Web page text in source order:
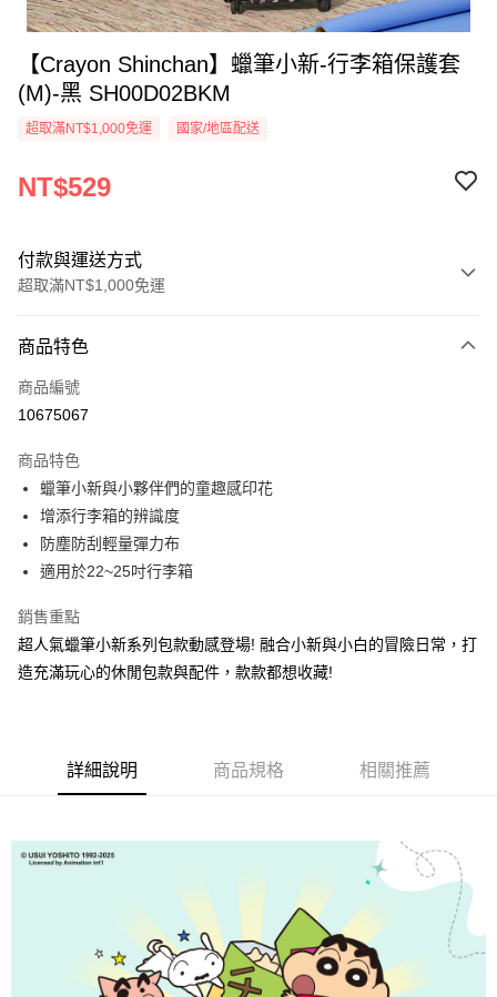
【Crayon Shinchan】蠟筆小新-行李箱保護套
(M)-黑 SH00D02BKM
超取滿NT$1,000免運 國家/地區配送
NT$529
付款與運送方式
超取滿NT$1,000免運
信用卡一次付款
信用卡分期付款
合作金庫商業銀行
華南商業銀行
彰化商業銀行
上海商業儲蓄銀行
國泰世華商業銀行
臺灣中小企業銀行
聯邦商業銀行
元大商業銀行
永豐商業銀行
台新國際商業銀行
中國信託商業銀行
6 期 0 利率 每期
華南商業銀行
上海商業儲蓄銀行
國泰世華商業銀行
匯豐（台灣）商業銀行
聯邦商業銀行
遠東國際商業銀行
元大商業銀行
永豐商業銀行
超商取貨付款
LINE Pay
街口支付
悠遊付
相關說明
2.付款方式選擇「大哥付你分期」，訂單成立後會自動跳轉到大哥付的交易
流程，驗證手機門號後，選擇欲分期的期數、繳款截止日，確認付款後即完
3.實際核准額度、可分期數及費用金額請依後續交易確認頁面所載為準。
4.訂單成立30分鐘內，如未前往確認交易或遇審核未通過，訂單將自動取
消。如遇「轉專審核」未通過狀況，表示未達大哥付你分期系統評分，恕無
法說明評估內容。
【繳款方式說明】
相關說明
AFTEE先享後付是「在收到商品之後才付款」的支付方式。 讓您購物簡單
１．簡單：不需註冊會員、不需綁卡、不需儲值。
２．便利：只要手機號碼，簡訊認證，即可結帳。
３．安心：先確認商品／服務後，再付款。
全家取貨付款
商品特色
商品編號
10675067
商品特色
蠟筆小新與小夥伴們的童趣感印花
增添行李箱的辨識度
防塵防刮輕量彈力布
適用於22~25吋行李箱
銷售重點
超人氣蠟筆小新系列包款動感登場! 融合小新與小白的冒險日常，打
造充滿玩心的休閒包款與配件，款款都想收藏!
詳細說明 商品規格 相關推薦